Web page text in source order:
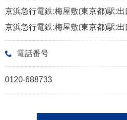
京浜急行電鉄:梅屋敷(東京都)駅:
京浜急行電鉄:梅屋敷(東京都)駅:
電話番号
0120-688733